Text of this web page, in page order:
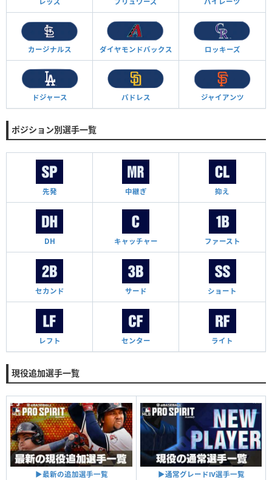
カージナルス ダイヤモンドバックス ロッキーズ
ドジャース パドレス ジャイアンツ
ポジション別選手一覧
先発 中継ぎ 抑え
DH キャッチャー ファースト
セカンド サード ショート
レフト センター ライト
現役追加選手一覧
▶︎最新の追加選手一覧 ▶︎通常グレードⅣ選手一覧